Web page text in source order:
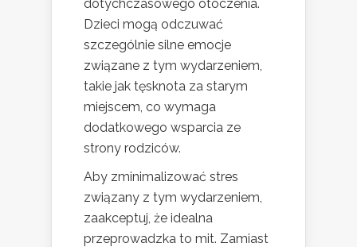
dotychczasowego otoczenia.
Dzieci mogą odczuwać
szczególnie silne emocje
związane z tym wydarzeniem,
takie jak tęsknota za starym
miejscem, co wymaga
dodatkowego wsparcia ze
strony rodziców.
Aby zminimalizować stres
związany z tym wydarzeniem,
zaakceptuj, że idealna
przeprowadzka to mit. Zamiast